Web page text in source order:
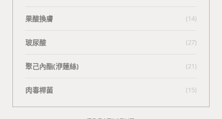
果酸換膚 (14)
玻尿酸 (27)
聚己內酯(洢蓮絲) (21)
肉毒桿菌 (15)